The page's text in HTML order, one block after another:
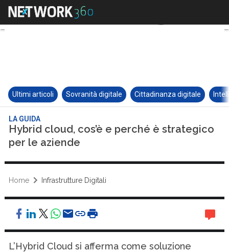
Ultimi articoli Sovranità digitale Cittadinanza digitale
LA GUIDA
Hybrid cloud, cos’è e perché è strategico
per le aziende
Home Infrastrutture Digitali
L’Hybrid Cloud si afferma come soluzione